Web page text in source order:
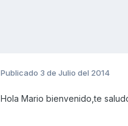
Publicado 3 de Julio del 2014
Hola Mario bienvenido,te